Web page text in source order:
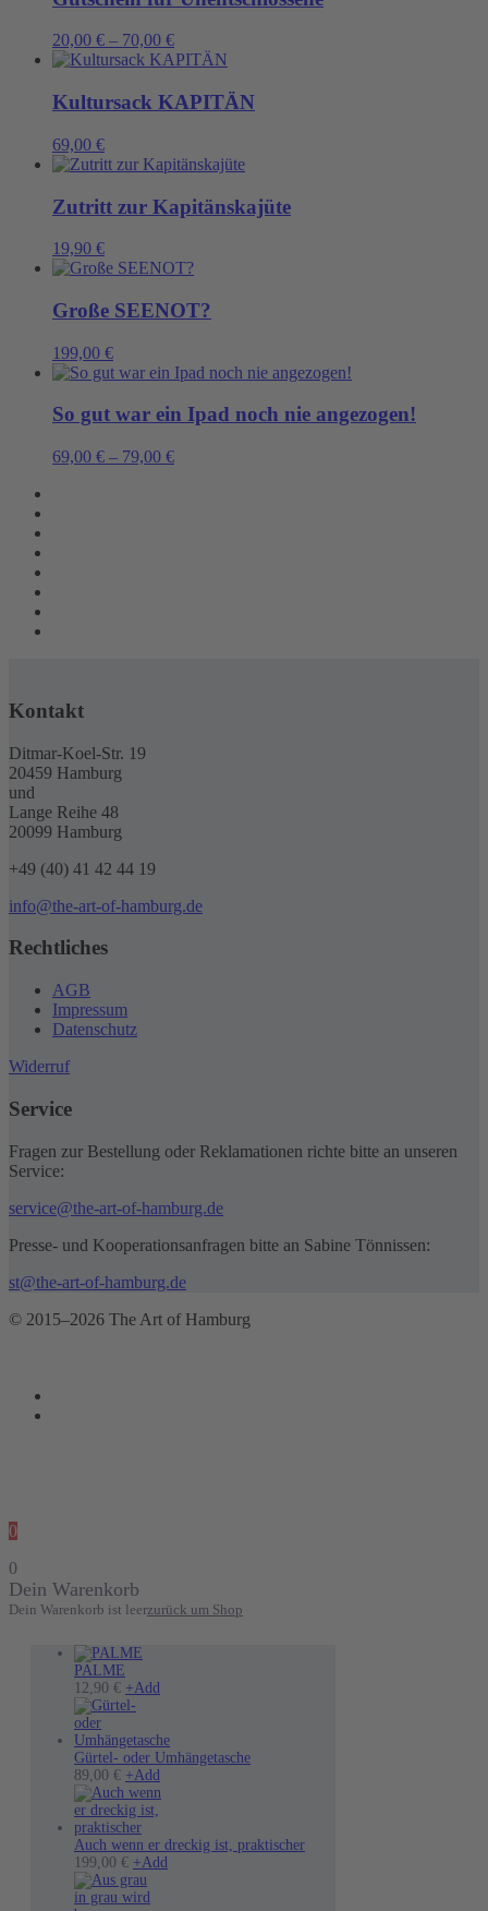
20,00 € – 70,00 €
Kultursack KAPITÄN
69,00 €
Zutritt zur Kapitänskajüte
19,90 €
Große SEENOT?
199,00 €
So gut war ein Ipad noch nie angezogen!
69,00 € – 79,00 €
Kontakt
Ditmar-Koel-Str. 19
20459 Hamburg
und
Lange Reihe 48
20099 Hamburg
+49 (40) 41 42 44 19
info@the-art-of-hamburg.de
Rechtliches
AGB
Impressum
Datenschutz
Widerruf
Service
Fragen zur Bestellung oder Reklamationen richte bitte an unseren
Service:
service@the-art-of-hamburg.de
Presse- und Kooperationsanfragen bitte an Sabine Tönnissen:
st@the-art-of-hamburg.de
© 2015–2026 The Art of Hamburg
0
0
Dein Warenkorb
Dein Warenkorb ist leerzurück um Shop
PALME
12,90 € +Add
Gürtel- oder Umhängetasche
89,00 € +Add
Auch wenn er dreckig ist, praktischer
199,00 € +Add